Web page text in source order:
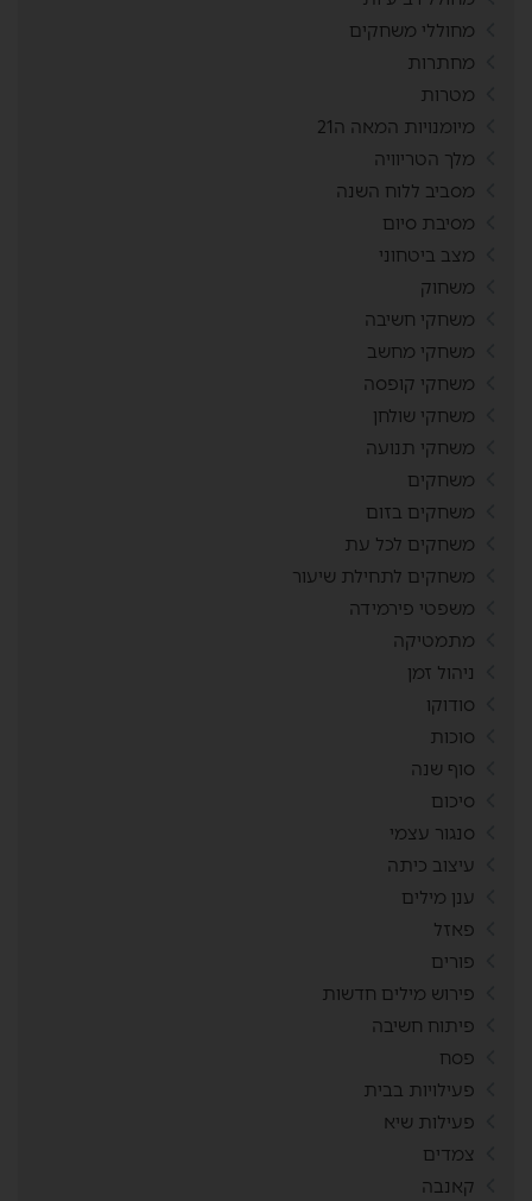
מחוללי משחקים
מחתרות
מטרות
מיומנויות המאה ה21
מלך הטריוויה
מסביב ללוח השנה
מסיבת סיום
מצב ביטחוני
משחוק
משחקי חשיבה
משחקי מחשב
משחקי קופסה
משחקי שולחן
משחקי תנועה
משחקים
משחקים בזום
משחקים לכל עת
משחקים לתחילת שיעור
משפטי פירמידה
מתמטיקה
ניהול זמן
סודוקו
סוכות
סוף שנה
סיכום
סנגור עצמי
עיצוב כיתה
ענן מילים
פאזל
פורים
פירוש מילים חדשות
פיתוח חשיבה
פסח
פעילויות בבית
פעילות שיא
צמדים
קאנבה